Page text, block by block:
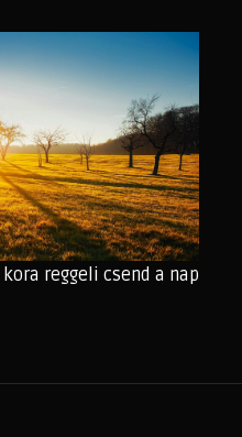
reggeli csend a nap